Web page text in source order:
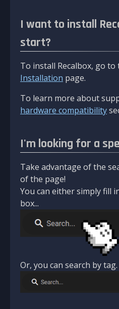
I want to install
start?
To install Recalbox, go to
Installation page.
To learn more about
hardware compatibility
I'm looking for a
Take advantage of the
of the page!
You can either simply fill
box...
Or, you can search by tag.